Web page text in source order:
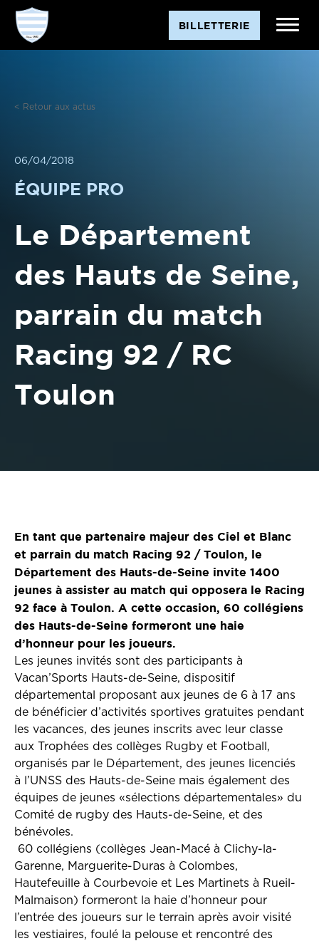
Aller
contenu
BILLETTERIE
< Retour aux actus
06/04/2018
ÉQUIPE PRO
Le Département
des Hauts de Seine,
parrain du match
Racing 92 / RC
Toulon
En tant que partenaire majeur des Ciel et Blanc
et parrain du match Racing 92 / Toulon, le
Département des Hauts-de-Seine invite 1400
jeunes à assister au match qui opposera le Racing
92 face à Toulon. A cette occasion, 60 collégiens
des Hauts-de-Seine formeront une haie
d’honneur pour les joueurs.
Les jeunes invités sont des participants à
Vacan’Sports Hauts-de-Seine, dispositif
départemental proposant aux jeunes de 6 à 17 ans
de bénéficier d’activités sportives gratuites pendant
les vacances, des jeunes inscrits avec leur classe
aux Trophées des collèges Rugby et Football,
organisés par le Département, des jeunes licenciés
à l’UNSS des Hauts-de-Seine mais également des
équipes de jeunes «sélections départementales» du
Comité de rugby des Hauts-de-Seine, et des
bénévoles.
60 collégiens (collèges Jean-Macé à Clichy-la-
Garenne, Marguerite-Duras à Colombes,
Hautefeuille à Courbevoie et Les Martinets à Rueil-
Malmaison) formeront la haie d’honneur pour
l’entrée des joueurs sur le terrain après avoir visité
les vestiaires, foulé la pelouse et rencontré des